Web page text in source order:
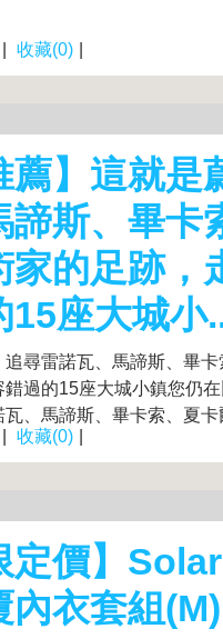
收藏(0)
薦】這就
諦斯、畢卡
家的足跡，
15座大城小
尋雷諾瓦、馬諦斯、畢
錯過的15座大城小鎮您仍
、馬諦斯、畢卡索、夏卡
收藏(0)
定價】
內衣套組(M)